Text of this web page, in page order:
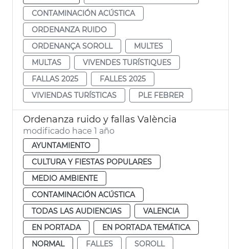
CONTAMINACIÓN ACÚSTICA
ORDENANZA RUIDO
ORDENANÇA SOROLL
MULTES
MULTAS
VIVENDES TURÍSTIQUES
FALLAS 2025
FALLES 2025
VIVIENDAS TURÍSTICAS
PLE FEBRER
Ordenanza ruido y fallas València
modificado hace 1 año
AYUNTAMIENTO
CULTURA Y FIESTAS POPULARES
MEDIO AMBIENTE
CONTAMINACIÓN ACÚSTICA
TODAS LAS AUDIENCIAS
VALENCIA
EN PORTADA
EN PORTADA TEMÁTICA
NORMAL
FALLES
SOROLL